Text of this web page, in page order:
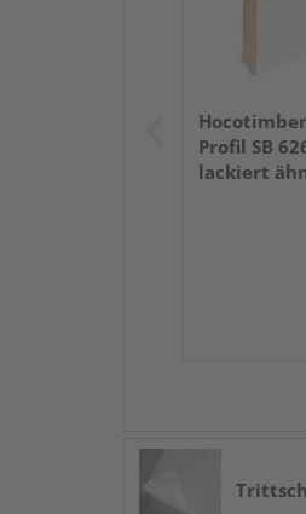
Profil SB
lackiert